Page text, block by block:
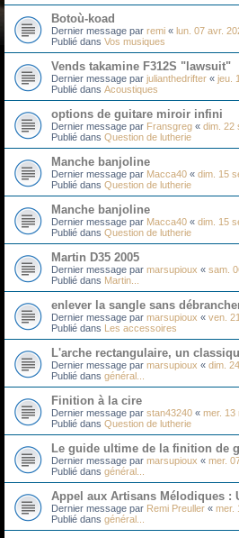
Botoù-koad
Dernier message par remi « lun. 07 avr.
Publié dans Vos musiques
Vends takamine F312S "lawsuit"
Dernier message par julianthedrifter « jeu.
Publié dans Acoustiques
options de guitare miroir infini
Dernier message par Fransgreg « dim. 22
Publié dans Question de lutherie
Manche banjoline
Dernier message par Macca40 « dim. 15
Publié dans Question de lutherie
Manche banjoline
Dernier message par Macca40 « dim. 15
Publié dans Question de lutherie
Martin D35 2005
Dernier message par marsupioux « sam.
Publié dans Martin...
enlever la sangle sans
Dernier message par marsupioux « ven.
Publié dans Les accessoires
L'arche rectangulaire, un
Dernier message par marsupioux « dim.
Publié dans général...
Finition à la cire
Dernier message par stan43240 « mer. 13
Publié dans Question de lutherie
Le guide ultime de la finition de
Dernier message par marsupioux « mer.
Publié dans général...
Appel aux Artisans Mélodiques :
Dernier message par Remi Preuller « mer.
Publié dans général...